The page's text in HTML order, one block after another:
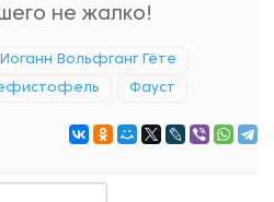
не жалко!
Иоганн Вольфганг Гёте
Фауст